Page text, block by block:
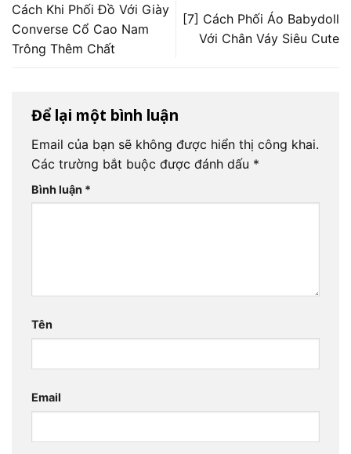
Cách Khi Phối Đồ Với Giày
Converse Cổ Cao Nam
Trông Thêm Chất
[7] Cách Phối Áo Babydoll
Với Chân Váy Siêu Cute
Để lại một bình luận
Email của bạn sẽ không được hiển thị công khai.
Các trường bắt buộc được đánh dấu *
Bình luận *
Tên
Email